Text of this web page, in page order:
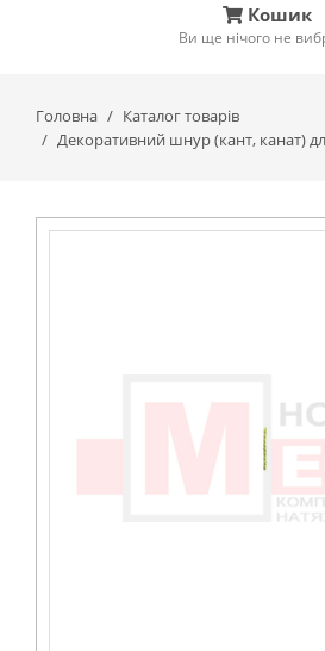
Кошик
Ви ще нічого не
Головна
Каталог товарів
Декоративний шнур (кант, канат)